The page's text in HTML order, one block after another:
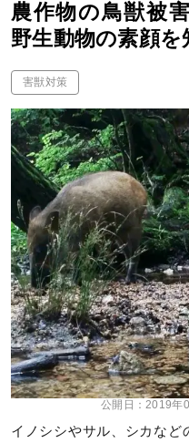
農作物の鳥獣被
野生動物の素顔を
害獣対策
公開日：2019年
イノシシやサル、シカなど